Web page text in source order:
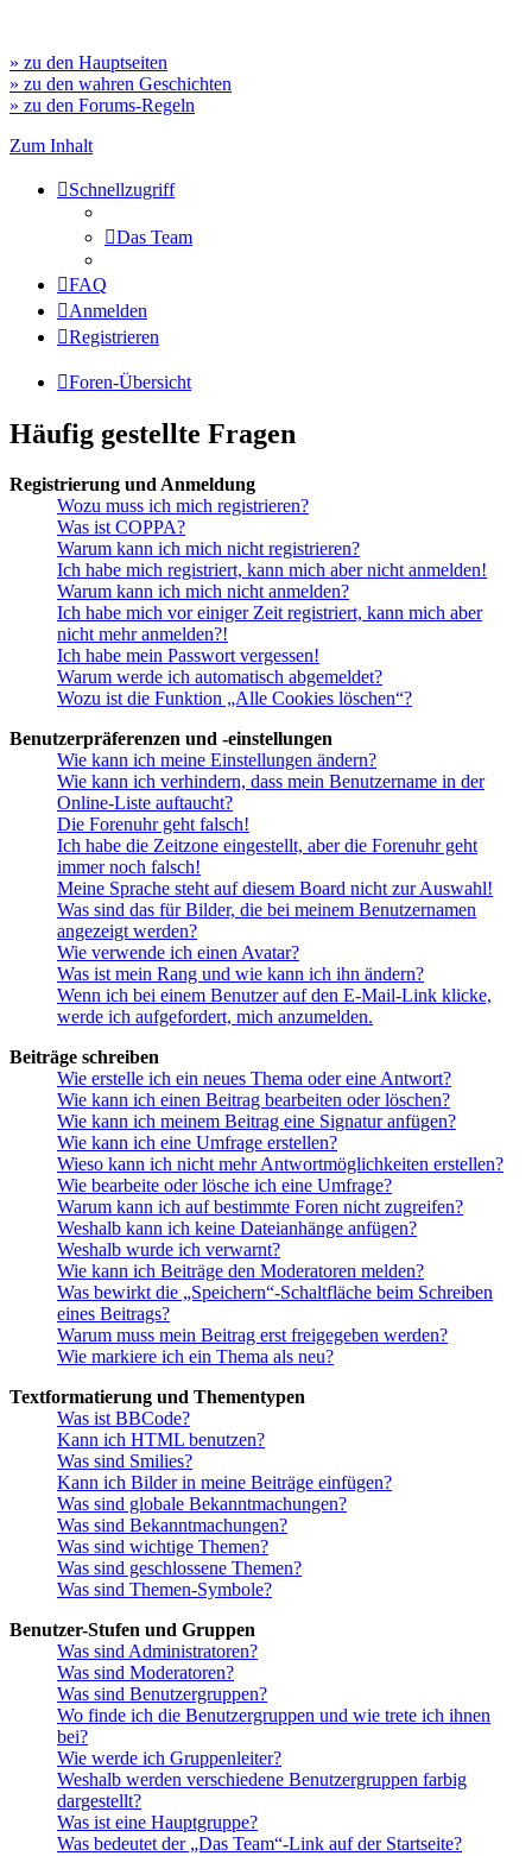
» zu den Hauptseiten
» zu den wahren Geschichten
» zu den Forums-Regeln
Zum Inhalt
Schnellzugriff
Das Team
FAQ
Anmelden
Registrieren
Foren-Übersicht
Häufig gestellte Fragen
Registrierung und Anmeldung
Wozu muss ich mich registrieren?
Was ist COPPA?
Warum kann ich mich nicht registrieren?
Ich habe mich registriert, kann mich aber nicht anmelden!
Warum kann ich mich nicht anmelden?
Ich habe mich vor einiger Zeit registriert, kann mich aber
nicht mehr anmelden?!
Ich habe mein Passwort vergessen!
Warum werde ich automatisch abgemeldet?
Wozu ist die Funktion „Alle Cookies löschen“?
Benutzerpräferenzen und -einstellungen
Wie kann ich meine Einstellungen ändern?
Wie kann ich verhindern, dass mein Benutzername in der
Online-Liste auftaucht?
Die Forenuhr geht falsch!
Ich habe die Zeitzone eingestellt, aber die Forenuhr geht
immer noch falsch!
Meine Sprache steht auf diesem Board nicht zur Auswahl!
Was sind das für Bilder, die bei meinem Benutzernamen
angezeigt werden?
Wie verwende ich einen Avatar?
Was ist mein Rang und wie kann ich ihn ändern?
Wenn ich bei einem Benutzer auf den E-Mail-Link klicke,
werde ich aufgefordert, mich anzumelden.
Beiträge schreiben
Wie erstelle ich ein neues Thema oder eine Antwort?
Wie kann ich einen Beitrag bearbeiten oder löschen?
Wie kann ich meinem Beitrag eine Signatur anfügen?
Wie kann ich eine Umfrage erstellen?
Wieso kann ich nicht mehr Antwortmöglichkeiten erstellen?
Wie bearbeite oder lösche ich eine Umfrage?
Warum kann ich auf bestimmte Foren nicht zugreifen?
Weshalb kann ich keine Dateianhänge anfügen?
Weshalb wurde ich verwarnt?
Wie kann ich Beiträge den Moderatoren melden?
Was bewirkt die „Speichern“-Schaltfläche beim Schreiben
eines Beitrags?
Warum muss mein Beitrag erst freigegeben werden?
Wie markiere ich ein Thema als neu?
Textformatierung und Thementypen
Was ist BBCode?
Kann ich HTML benutzen?
Was sind Smilies?
Kann ich Bilder in meine Beiträge einfügen?
Was sind globale Bekanntmachungen?
Was sind Bekanntmachungen?
Was sind wichtige Themen?
Was sind geschlossene Themen?
Was sind Themen-Symbole?
Benutzer-Stufen und Gruppen
Was sind Administratoren?
Was sind Moderatoren?
Was sind Benutzergruppen?
Wo finde ich die Benutzergruppen und wie trete ich ihnen
bei?
Wie werde ich Gruppenleiter?
Weshalb werden verschiedene Benutzergruppen farbig
dargestellt?
Was ist eine Hauptgruppe?
Was bedeutet der „Das Team“-Link auf der Startseite?